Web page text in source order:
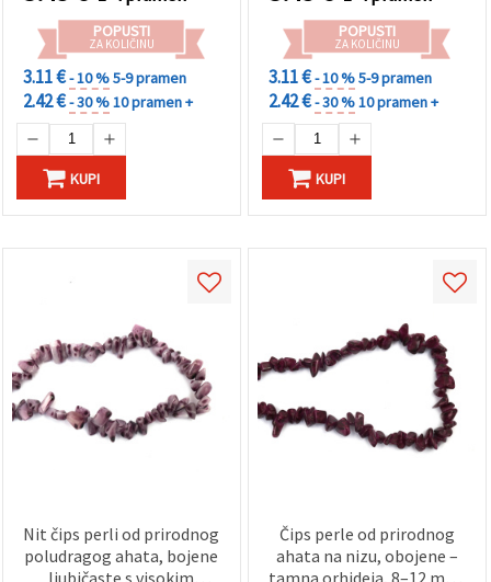
Prihvati
sve
Postavke
POPUSTI
ZA KOLIČINU
3.11 €- 10 %5-9 pramen
2.42 €- 30 %10 pramen +
KUPI
POPUSTI
ZA KOLIČINU
3.11 €- 10 %5-9 pramen
2.42 €- 30 %10 pramen +
KUPI
Nit čips perli od prirodnog
poludragog ahata, bojene
ljubičaste s visokim
Čips perle od prirodnog
ahata na nizu, obojene –
tamna orhideja, 8–12 mm,